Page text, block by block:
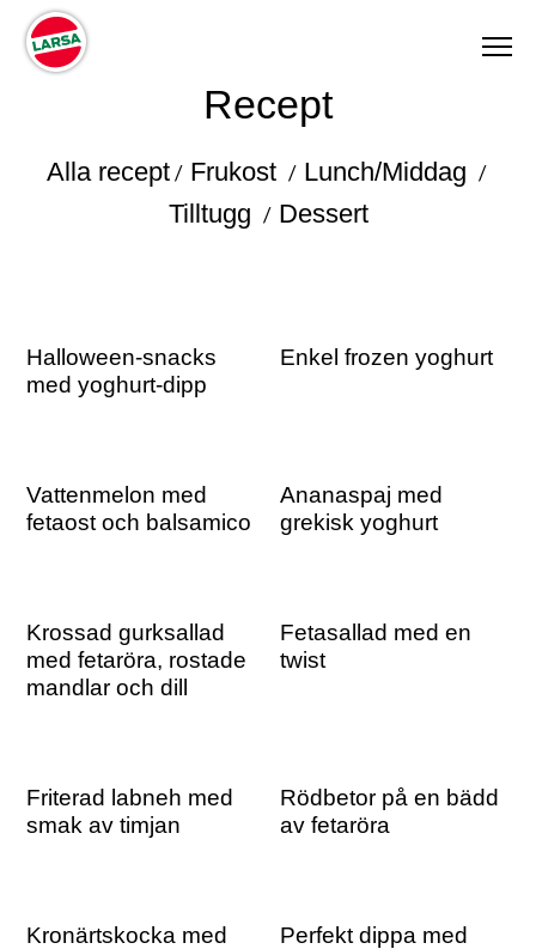
PRODUKTER
AKTUELLT
Recept
Alla recept / Frukost / Lunch/Middag /
Tilltugg / Dessert
Halloween-snacks
med yoghurt-dipp
Enkel frozen yoghurt
Vattenmelon med
fetaost och balsamico
Ananaspaj med
grekisk yoghurt
Krossad gurksallad
med fetaröra, rostade
mandlar och dill
Fetasallad med en
twist
Friterad labneh med
smak av timjan
Rödbetor på en bädd
av fetaröra
Kronärtskocka med
Perfekt dippa med